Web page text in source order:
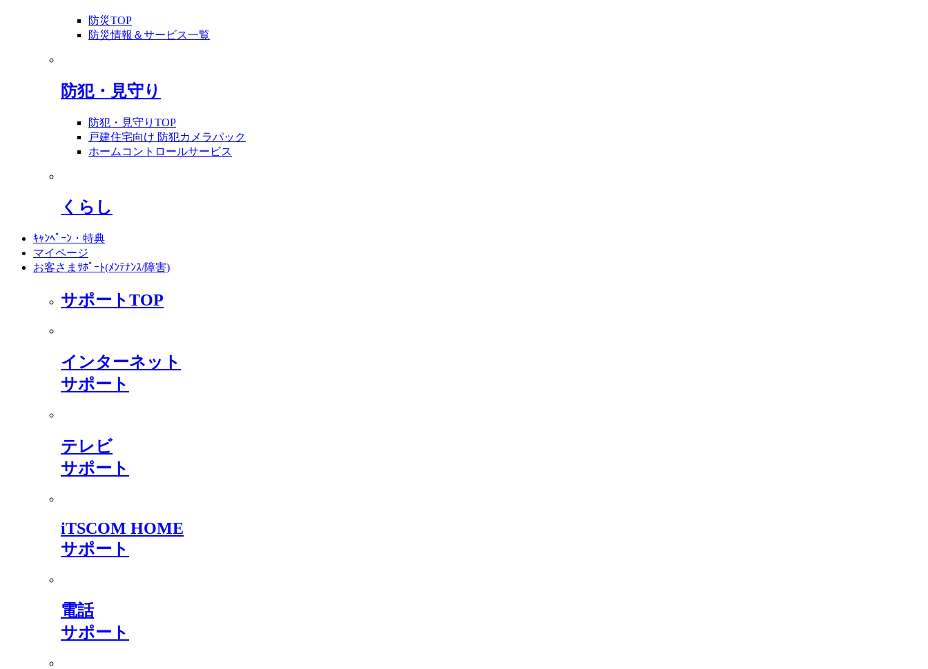
防災TOP
防災情報＆サービス一覧
防犯・見守り
防犯・見守りTOP
戸建住宅向け 防犯カメラパック
ホームコントロールサービス
くらし
ｷｬﾝﾍﾟｰﾝ・特典
マイページ
お客さまｻﾎﾟｰﾄ(ﾒﾝﾃﾅﾝｽ/障害)
サポートTOP
インターネット
サポート
テレビ
サポート
iTSCOM HOME
サポート
電話
サポート